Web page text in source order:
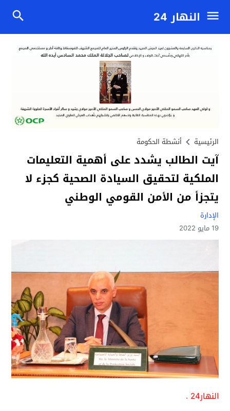
النهار 24
الرئيسية أنشطة الحكومة
آيت الطالب يشدد على أهمية التعليمات
الملكية لتحقيق السيادة الصحية كجزء لا
يتجزأ من الأمن القومي الوطني
الإدارة
19 مايو 2022
النهار24 .